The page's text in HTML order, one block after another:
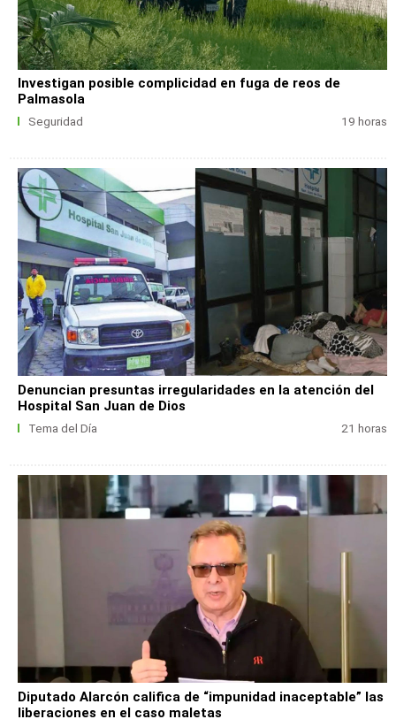
Investigan posible complicidad en fuga de reos de
Palmasola
Seguridad 19 horas
Denuncian presuntas irregularidades en la atención del
Hospital San Juan de Dios
Tema del Día 21 horas
Diputado Alarcón califica de “impunidad inaceptable” las
liberaciones en el caso maletas